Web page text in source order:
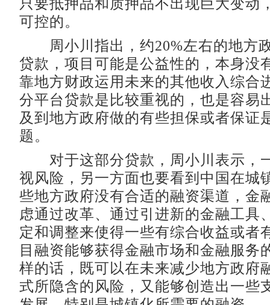
只要抵押品和质押品不出现巨大变动
可控的。
周小川指出，约20%左右的地方
贷款，项目可能是公益性的，本身没
靠地方财政运用未来的其他收入综合
分平台贷款是比较重视的，也是容易
及到地方政府做的有些担保或者保证
题。
对于这部分贷款，周小川表示，
视风险，另一方面也要看到中国在城
些地方政府没有合适的融资渠道，金
虑通过改革、通过引进新的金融工具
定和调整来使得一些有综合收益或者
目融资能够获得金融市场和金融服务
样的话，既可以在未来减少地方政府
式所隐含的风险，又能够创造出一些